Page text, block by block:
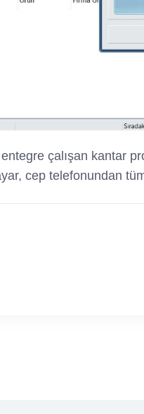
çalışan kantar
cep telefonundan